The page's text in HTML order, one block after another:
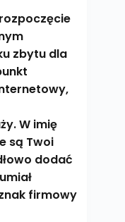
zbytu dla
W imię
są Twoi
dodać
firmowy